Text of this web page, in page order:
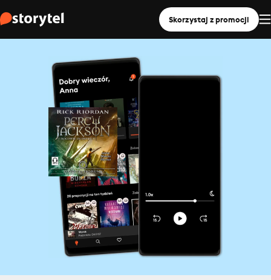
Skorzystaj z promocji